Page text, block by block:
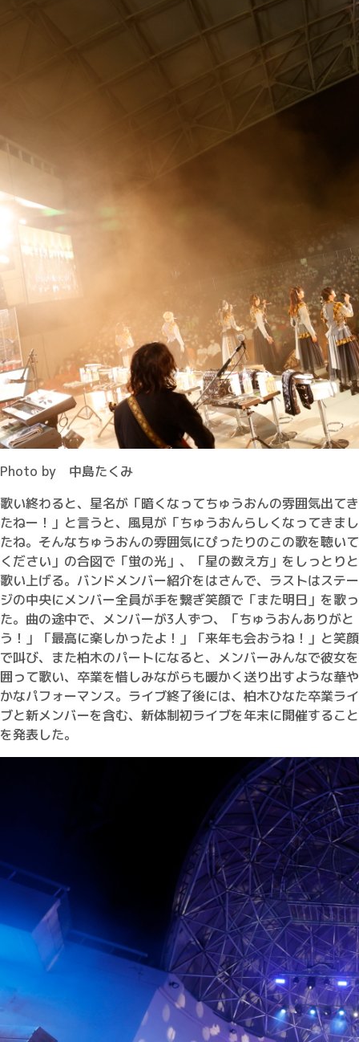
Photo by 中島たくみ
歌い終わると、星名が「暗くなってちゅうおんの雰囲気出てき
たねー！」と言うと、風見が「ちゅうおんらしくなってきまし
たね。そんなちゅうおんの雰囲気にぴったりのこの歌を聴いて
ください」の合図で「蛍の光」、「星の数え方」をしっとりと
歌い上げる。バンドメンバー紹介をはさんで、ラストはステー
ジの中央にメンバー全員が手を繋ぎ笑顔で「また明日」を歌っ
た。曲の途中で、メンバーが3人ずつ、「ちゅうおんありがと
う！」「最高に楽しかったよ！」「来年も会おうね！」と笑顔
で叫び、また柏木のパートになると、メンバーみんなで彼女を
囲って歌い、卒業を惜しみながらも暖かく送り出すような華や
かなパフォーマンス。ライブ終了後には、柏木ひなた卒業ライ
ブと新メンバーを含む、新体制初ライブを年末に開催すること
を発表した。